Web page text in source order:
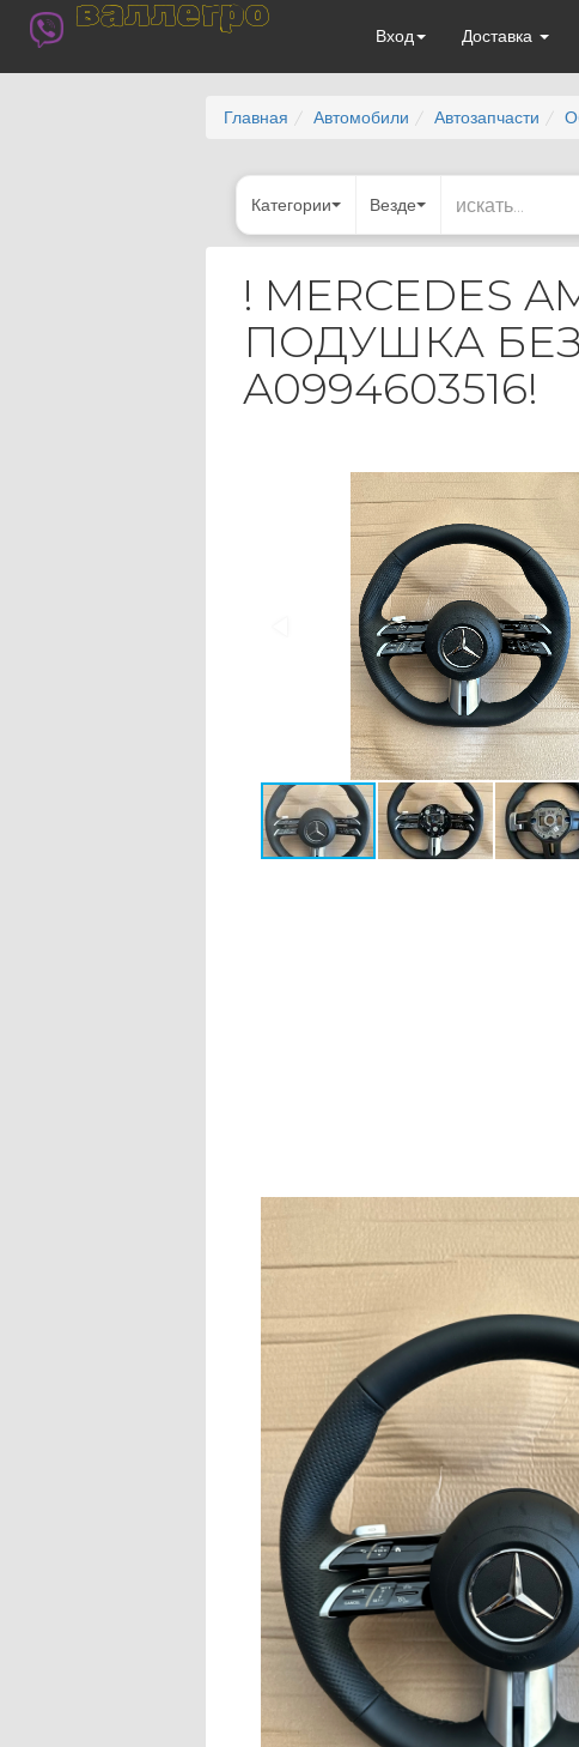
валлегро
Вход Доставка
Главная Автомобили Автозапчасти
Категории Везде
! MERCEDES
ПОДУШКА
A0994603516!